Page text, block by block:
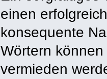
einen
konsequente
Wörtern
vermieden